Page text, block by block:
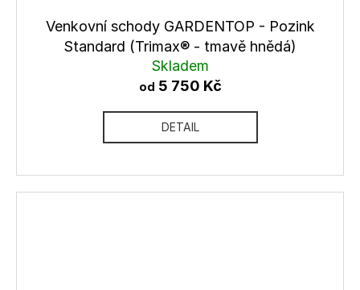
Venkovní schody GARDENTOP - Pozink
Standard (Trimax® - tmavě hnědá)
Skladem
od 5 750 Kč
DETAIL